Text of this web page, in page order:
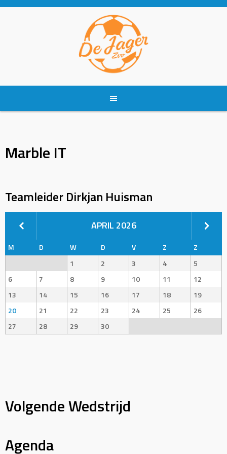
Skip
Marble IT
TeamleiderDirkjan Huisman
APRIL 2026
M D W D V Z
Z
1
2 3 4
5
6
7 8 9 10 11
12
13
14 15 16 17 18
19
20
21 22 23 24 25
26
27
28 29 30
Volgende Wedstrijd
Agenda